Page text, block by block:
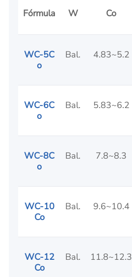
Fórmula W Co
WC-5C
o
Bal. 4.83~5.2
WC-6C
o
Bal. 5.83~6.2
WC-8C
o
Bal. 7.8~8.3
WC-10
Co
Bal. 9.6~10.4
WC-12
Co
Bal. 11.8~12.3